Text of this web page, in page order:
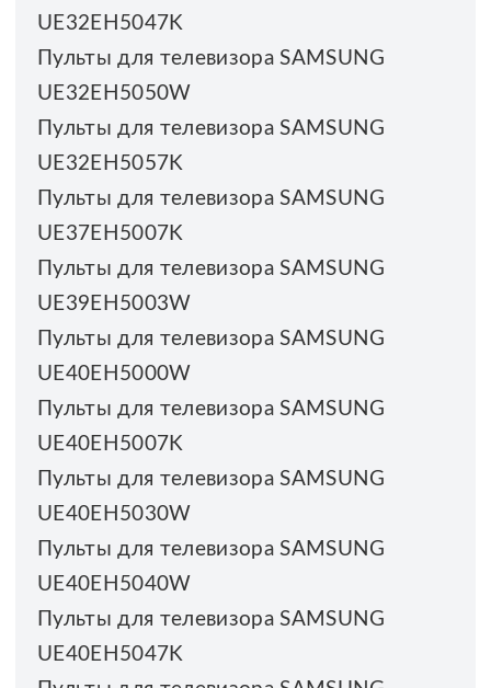
UE32EH5047K
Пульты для телевизора SAMSUNG
UE32EH5050W
Пульты для телевизора SAMSUNG
UE32EH5057K
Пульты для телевизора SAMSUNG
UE37EH5007K
Пульты для телевизора SAMSUNG
UE39EH5003W
Пульты для телевизора SAMSUNG
UE40EH5000W
Пульты для телевизора SAMSUNG
UE40EH5007K
Пульты для телевизора SAMSUNG
UE40EH5030W
Пульты для телевизора SAMSUNG
UE40EH5040W
Пульты для телевизора SAMSUNG
UE40EH5047K